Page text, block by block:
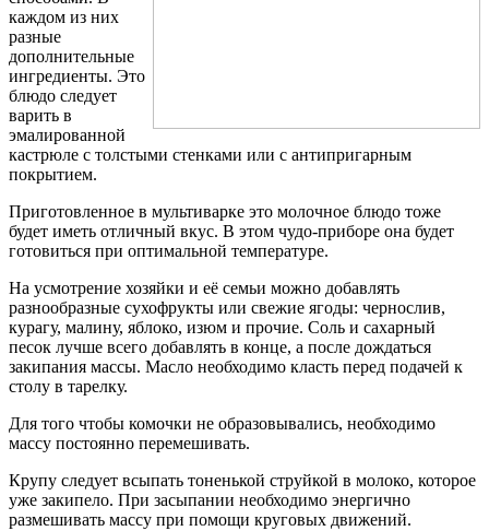
каждом из них
разные
дополнительные
ингредиенты. Это
блюдо следует
варить в
эмалированной
кастрюле с толстыми стенками или с антипригарным
покрытием.
Приготовленное в мультиварке это молочное блюдо тоже
будет иметь отличный вкус. В этом чудо-приборе она будет
готовиться при оптимальной температуре.
На усмотрение хозяйки и её семьи можно добавлять
разнообразные сухофрукты или свежие ягоды: чернослив,
курагу, малину, яблоко, изюм и прочие. Соль и сахарный
песок лучше всего добавлять в конце, а после дождаться
закипания массы. Масло необходимо класть перед подачей к
столу в тарелку.
Для того чтобы комочки не образовывались, необходимо
массу постоянно перемешивать.
Крупу следует всыпать тоненькой струйкой в молоко, которое
уже закипело. При засыпании необходимо энергично
размешивать массу при помощи круговых движений.